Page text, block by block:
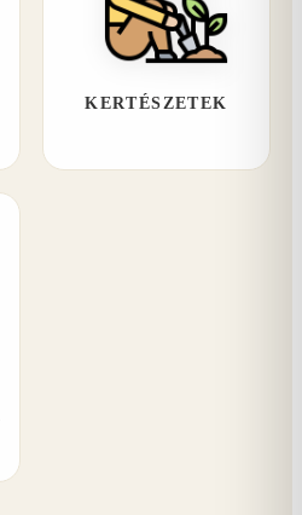
KERTÉSZETEK